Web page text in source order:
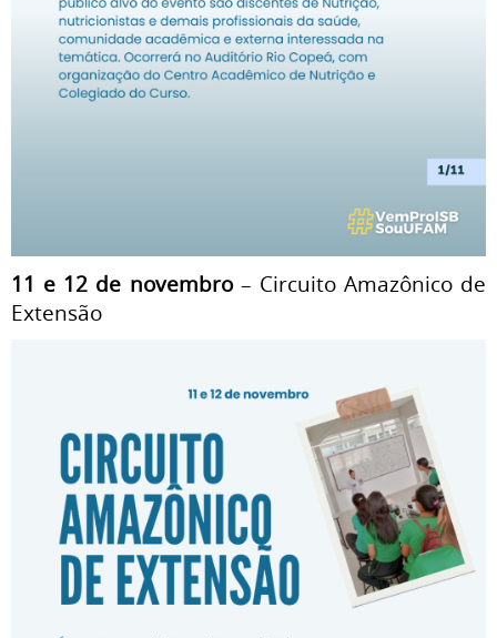
11 e 12 de novembro– Circuito Amazônico de
Extensão